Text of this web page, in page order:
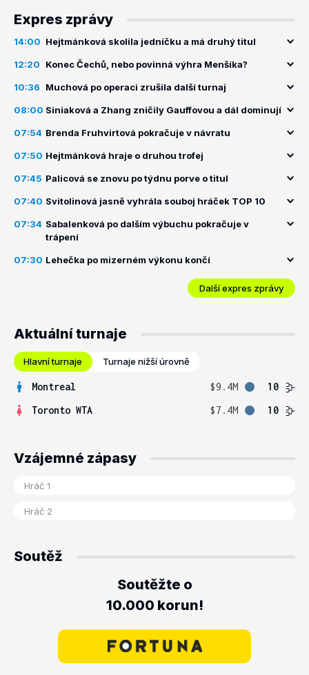
Expres zprávy
14:00 Hejtmánková skolila jedničku a má druhý titul
12:20 Konec Čechů, nebo povinná výhra Menšíka?
10:36 Muchová po operaci zrušila další turnaj
08:00 Siniaková a Zhang zničily Gauffovou a dál dominují
07:54 Brenda Fruhvirtová pokračuje v návratu
07:50 Hejtmánková hraje o druhou trofej
07:45 Palicová se znovu po týdnu porve o titul
07:40 Svitolinová jasně vyhrála souboj hráček TOP 10
07:34 Sabalenková po dalším výbuchu pokračuje v
trápení
07:30 Lehečka po mizerném výkonu končí
Další expres zprávy
Aktuální turnaje
Hlavní turnaje Turnaje nižší úrovně
Montreal $9.4M
10
Toronto WTA
$7.4M 10
Vzájemné zápasy
Soutěž
Soutěžte o
10.000 korun!